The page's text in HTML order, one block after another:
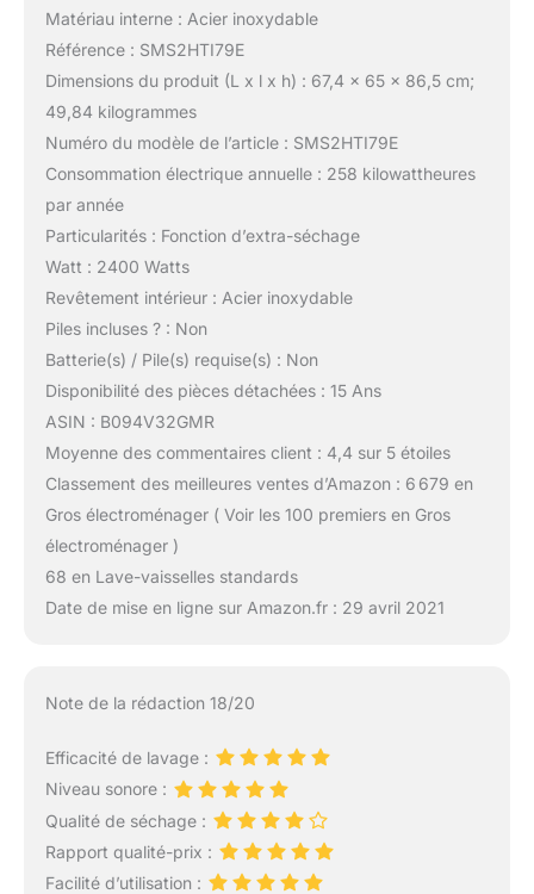
Matériau interne : Acier inoxydable
Référence : SMS2HTI79E
Dimensions du produit (L x l x h) : 67,4 x 65 x 86,5 cm;
49,84 kilogrammes
Numéro du modèle de l’article : SMS2HTI79E
Consommation électrique annuelle : 258 kilowattheures
par année
Particularités : Fonction d’extra-séchage
Watt : 2400 Watts
Revêtement intérieur : Acier inoxydable
Piles incluses ? : Non
Batterie(s) / Pile(s) requise(s) : Non
Disponibilité des pièces détachées : 15 Ans
ASIN : B094V32GMR
Moyenne des commentaires client : 4,4 sur 5 étoiles
Classement des meilleures ventes d’Amazon : 6 679 en
Gros électroménager ( Voir les 100 premiers en Gros
électroménager )
68 en Lave-vaisselles standards
Date de mise en ligne sur Amazon.fr : 29 avril 2021
Note de la rédaction 18/20
Efficacité de lavage :
Niveau sonore :
Qualité de séchage :
Rapport qualité-prix :
Facilité d’utilisation :